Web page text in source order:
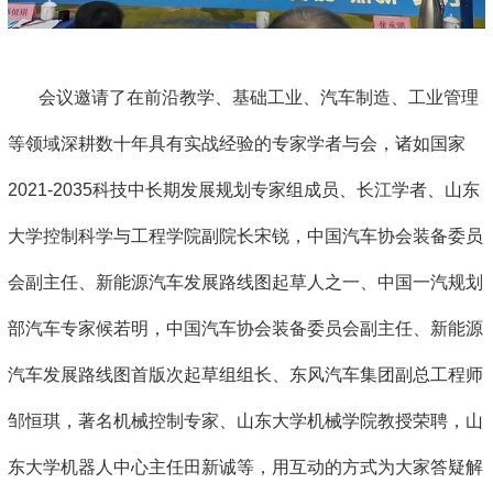
会议邀请了在前沿教学、基础工业、汽车制造、工业管理
等领域深耕数十年具有实战经验的专家学者与会，诸如国家
2021-2035科技中长期发展规划专家组成员、长江学者、山东
大学控制科学与工程学院副院长宋锐，中国汽车协会装备委员
会副主任、新能源汽车发展路线图起草人之一、中国一汽规划
部汽车专家候若明，中国汽车协会装备委员会副主任、新能源
汽车发展路线图首版次起草组组长、东风汽车集团副总工程师
邹恒琪，著名机械控制专家、山东大学机械学院教授荣聘，山
东大学机器人中心主任田新诚等，用互动的方式为大家答疑解